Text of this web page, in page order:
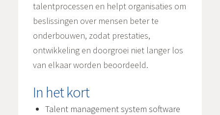
talentprocessen en helpt organisaties om
beslissingen over mensen beter te
onderbouwen, zodat prestaties,
ontwikkeling en doorgroei niet langer los
van elkaar worden beoordeeld.
In het kort
Talent management system software